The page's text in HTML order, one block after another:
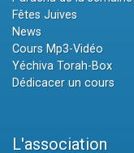
Fêtes Juives
News
Cours Mp3-Vidéo
Yéchiva Torah-Box
Dédicacer un cours
L'association